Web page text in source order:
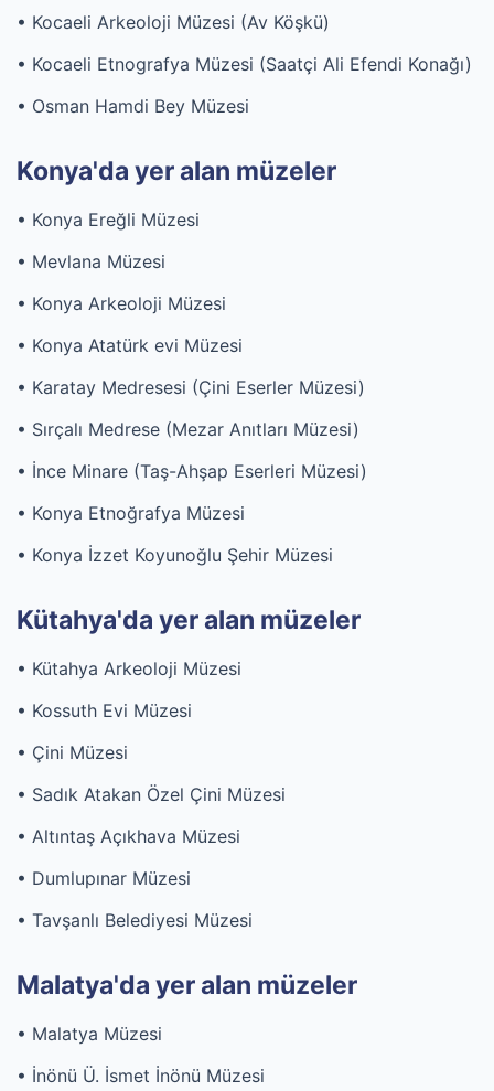
• Kocaeli Arkeoloji Müzesi (Av Köşkü)
• Kocaeli Etnografya Müzesi (Saatçi Ali Efendi Konağı)
• Osman Hamdi Bey Müzesi
Konya'da yer alan müzeler
• Konya Ereğli Müzesi
• Mevlana Müzesi
• Konya Arkeoloji Müzesi
• Konya Atatürk evi Müzesi
• Karatay Medresesi (Çini Eserler Müzesi)
• Sırçalı Medrese (Mezar Anıtları Müzesi)
• İnce Minare (Taş-Ahşap Eserleri Müzesi)
• Konya Etnoğrafya Müzesi
• Konya İzzet Koyunoğlu Şehir Müzesi
Kütahya'da yer alan müzeler
• Kütahya Arkeoloji Müzesi
• Kossuth Evi Müzesi
• Çini Müzesi
• Sadık Atakan Özel Çini Müzesi
• Altıntaş Açıkhava Müzesi
• Dumlupınar Müzesi
• Tavşanlı Belediyesi Müzesi
Malatya'da yer alan müzeler
• Malatya Müzesi
• İnönü Ü. İsmet İnönü Müzesi